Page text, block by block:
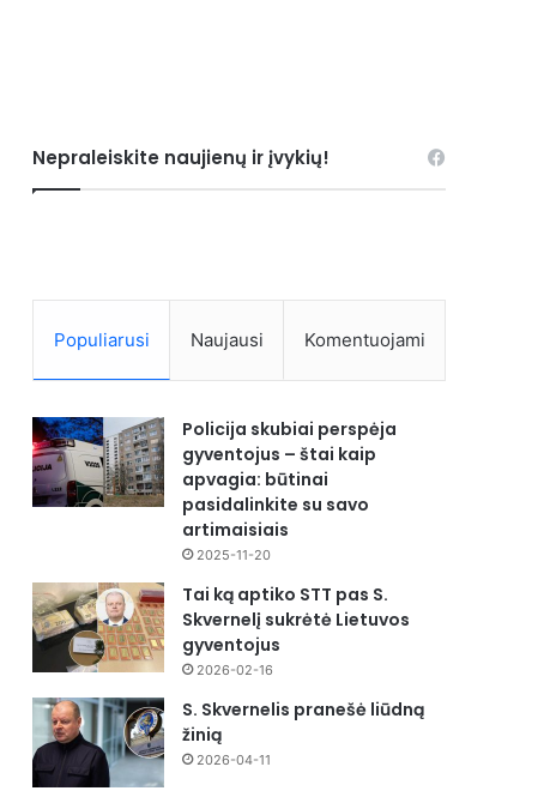
Nepraleiskite naujienų ir įvykių!
Populiarusi Naujausi Komentuojami
Policija skubiai perspėja
gyventojus – štai kaip
apvagia: būtinai
pasidalinkite su savo
artimaisiais
2025-11-20
Tai ką aptiko STT pas S.
Skvernelį sukrėtė Lietuvos
gyventojus
2026-02-16
S. Skvernelis pranešė liūdną
žinią
2026-04-11